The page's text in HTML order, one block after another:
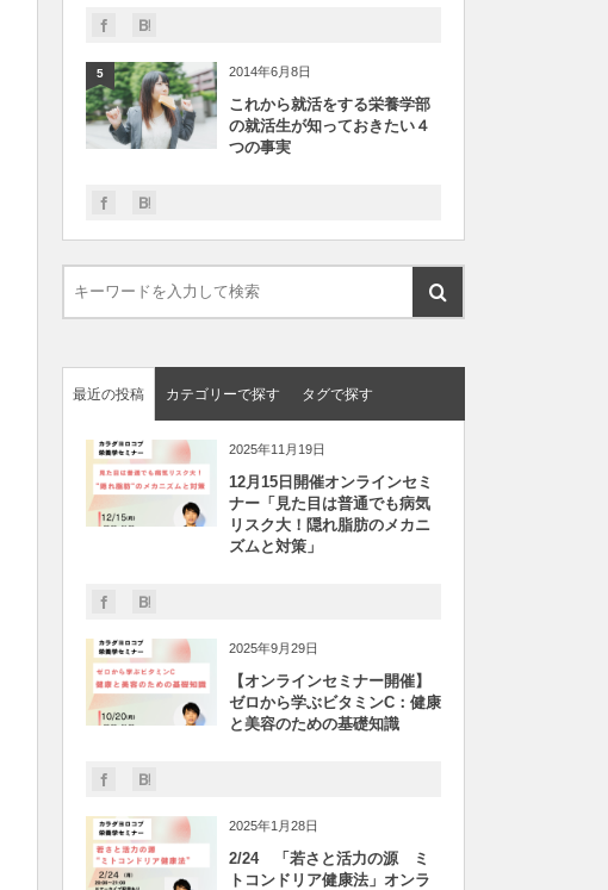
5 2014年6月8日
これから就活をする栄養学部
の就活生が知っておきたい４
つの事実
最近の投稿 カテゴリーで探す タグで探す
2025年11月19日
12月15日開催オンラインセミ
ナー「見た目は普通でも病気
リスク大！隠れ脂肪のメカニ
ズムと対策」
2025年9月29日
【オンラインセミナー開催】
ゼロから学ぶビタミンC：健康
と美容のための基礎知識
2025年1月28日
2/24 「若さと活力の源 ミ
トコンドリア健康法」オンラ